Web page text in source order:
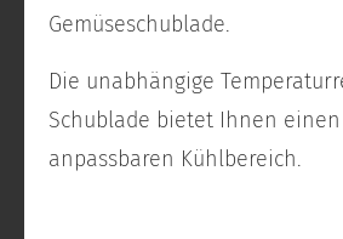
Gemüseschublade.
Die unabhängige
Schublade bietet Ihnen
anpassbaren Kühlbereich.